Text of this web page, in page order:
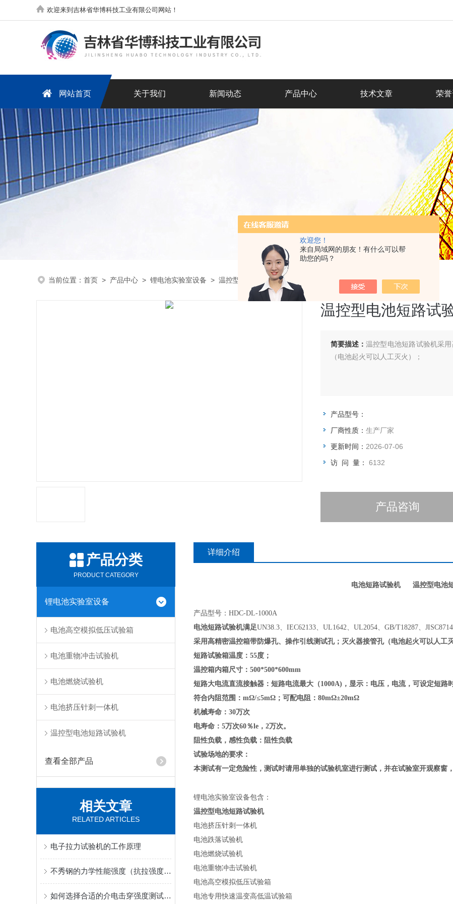
欢迎您！
来自局域网的朋友！有什么可以帮
助您的吗？
欢迎来到吉林省华博科技工业有限公司网站！
网站首页 关于我们 新闻动态 产品中心 技术文章 荣
当前位置： 首页 > 产品中心 > 锂电池实验室设备 > 温控型电池短路试验机 温控型电池短路试验机
温控型电池短路试
简要描述： 温控型电池短路试验机采
（电池起火可以人工灭火）；
产品型号：
厂商性质： 生产厂家
更新时间： 2026-07-06
访 问 量： 6132
产品咨询
产品分类
PRODUCT CATEGORY
锂电池实验室设备
电池高空模拟低压试验箱
电池重物冲击试验机
电池燃烧试验机
电池挤压针刺一体机
温控型电池短路试验机
查看全部产品
相关文章
RELATED ARTICLES
电子拉力试验机的工作原理
不秀钢的力学性能强度（抗拉强度、屈服强度）
如何选择合适的介电击穿强度测试仪？
详细介绍
电池短路试验机 温控型电池
产品型号： HDC-DL-1000A
电池短路试验机满足UN38.3、IEC62133、UL1642、UL2054、GB/T18287、JISC8714
采用高精密温控箱带防爆孔、操作引线测试孔；灭火器接管孔（电池起火可以人工
短路试验箱温度： 55度；
温控箱内箱尺寸： 500*500*600mm
短路大电流直流接触器 ：短路电流最大 （1000A) ，显示：电压，电流，可设定短路
符合内阻范围： mΩ/≤5mΩ ；可配电阻： 80mΩ±20mΩ
机械寿命： 30万次
电寿命： 5万次60％le，2万次。
阻性负载，感性负载：阻性负载
试验场地的要求：
本测试有一定危险性，测试时请用单独的试验机室进行测试，并在试验室开观察窗
锂电池实验室设备包含：
温控型电池短路试验机
电池挤压针刺一体机
电池跌落试验机
电池燃烧试验机
电池重物冲击试验机
电池高空模拟低压试验箱
电池专用快速温变高低温试验箱